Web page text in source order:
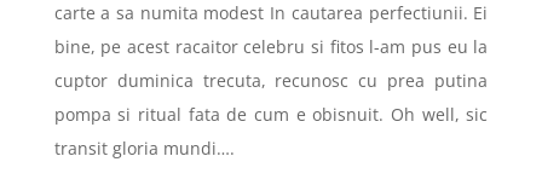
carte a sa numita modest In cautarea perfectiunii. Ei
bine, pe acest racaitor celebru si fitos l-am pus eu la
cuptor duminica trecuta, recunosc cu prea putina
pompa si ritual fata de cum e obisnuit. Oh well, sic
transit gloria mundi….